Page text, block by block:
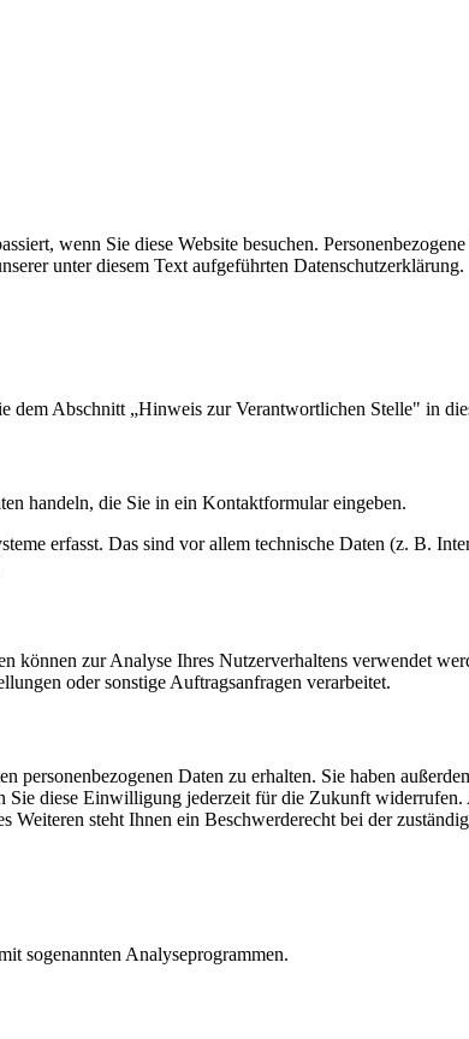
wenn Sie diese Website besuchen.
unter diesem Text aufgeführten Datenschutzerklärung.
Abschnitt „Hinweis zur Verantwortlichen Stelle" in
handeln, die Sie in ein Kontaktformular eingeben.
erfasst. Das sind vor allem technische Daten (z. B.
zur Analyse Ihres Nutzerverhaltens verwendet
oder sonstige Auftragsanfragen verarbeitet.
Daten zu erhalten. Sie haben
diese Einwilligung jederzeit für die Zukunft widerrufen.
steht Ihnen ein Beschwerderecht bei der
sogenannten Analyseprogrammen.